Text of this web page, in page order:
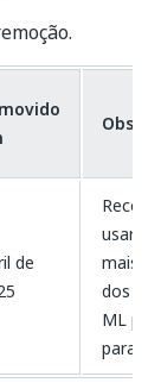
de
usar a
mais
dos
ML
para